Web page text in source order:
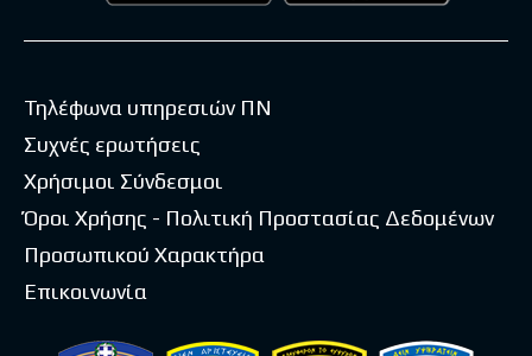
Τηλέφωνα υπηρεσιών ΠΝ
Συχνές ερωτήσεις
Χρήσιμοι Σύνδεσμοι
Όροι Χρήσης - Πολιτική Προστασίας Δεδομένων
Προσωπικού Χαρακτήρα
Επικοινωνία